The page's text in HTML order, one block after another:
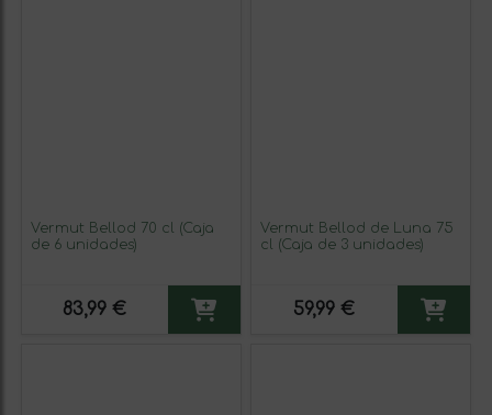
Vermut Bellod 70 cl (Caja
de 6 unidades)
83,99 €
Vermut Bellod de Luna 75
cl (Caja de 3 unidades)
59,99 €